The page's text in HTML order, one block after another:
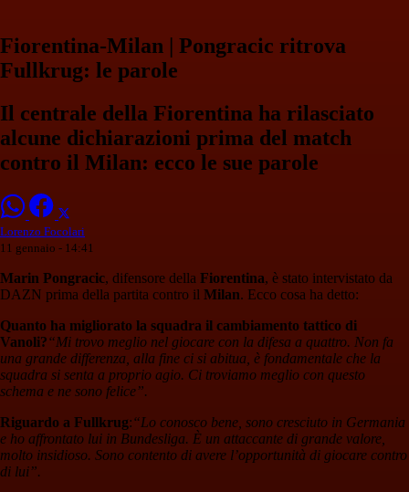
Fiorentina-Milan | Pongracic ritrova
Fullkrug: le parole
Il centrale della Fiorentina ha rilasciato
alcune dichiarazioni prima del match
contro il Milan: ecco le sue parole
Lorenzo Focolari
11 gennaio - 14:41
Marin Pongracic, difensore della Fiorentina, è stato intervistato da
DAZN prima della partita contro il Milan. Ecco cosa ha detto:
Quanto ha migliorato la squadra il cambiamento tattico di
Vanoli?“Mi trovo meglio nel giocare con la difesa a quattro. Non fa
una grande differenza, alla fine ci si abitua, è fondamentale che la
squadra si senta a proprio agio. Ci troviamo meglio con questo
schema e ne sono felice”.
Riguardo a Fullkrug:“Lo conosco bene, sono cresciuto in Germania
e ho affrontato lui in Bundesliga. È un attaccante di grande valore,
molto insidioso. Sono contento di avere l’opportunità di giocare contro
di lui”.